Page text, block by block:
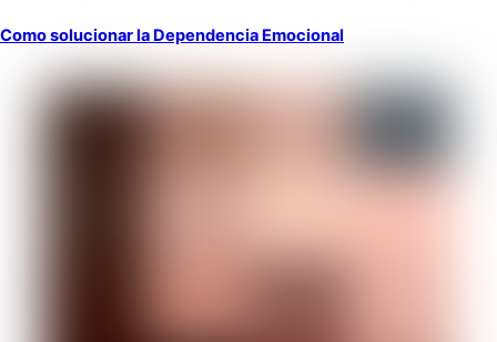
Como solucionar la Dependencia Emocional